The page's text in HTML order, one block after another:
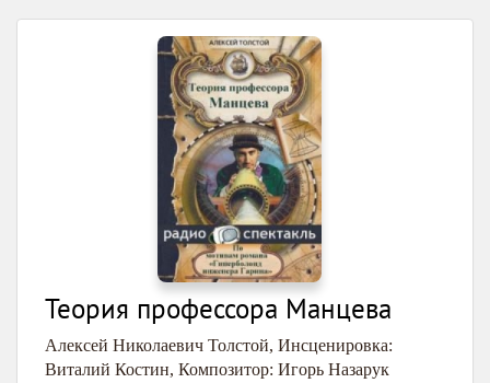
Теория профессора Манцева
Алексей Николаевич Толстой, Инсценировка:
Виталий Костин, Композитор: Игорь Назарук